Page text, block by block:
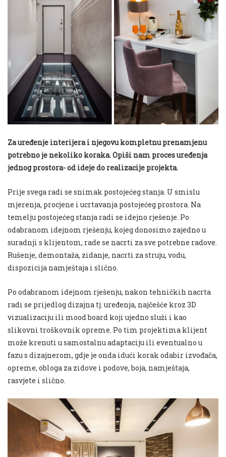
Za uređenje interijera i njegovu kompletnu prenamjenu
potrebno je nekoliko koraka. Opiši nam proces uređenja
jednog prostora- od ideje do realizacije projekta.
Prije svega radi se snimak postojećeg stanja. U smislu
mjerenja, procjene i ucrtavanja postojećeg prostora. Na
temelju postojećeg stanja radi se idejno rješenje. Po
odabranom idejnom rješenju, kojeg donosimo zajedno u
suradnji s klijentom, rade se nacrti za sve potrebne radove.
Rušenje, demontaža, zidanje, nacrti za struju, vodu,
dispozicija namještaja i slično.
Po odabranom idejnom rješenju, nakon tehničkih nacrta
radi se prijedlog dizajna tj. uređenja, najčešće kroz 3D
vizualizaciju ili mood board koji ujedno služi i kao
slikovni troškovnik opreme. Po tim projektima klijent
može krenuti u samostalnu adaptaciju ili eventualno u
fazu s dizajnerom, gdje je onda idući korak odabir izvođača,
opreme, obloga za zidove i podove, boja, namještaja,
rasvjete i slično.